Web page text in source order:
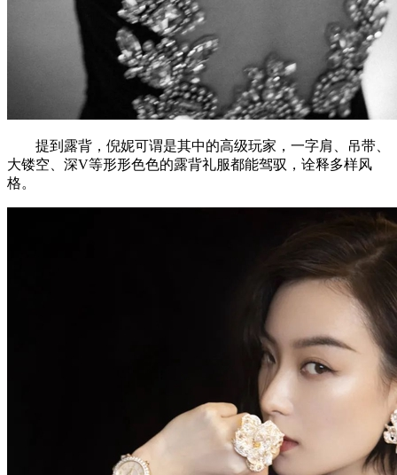
提到露背，倪妮可谓是其中的高级玩家，一字肩、吊带、
大镂空、深V等形形色色的露背礼服都能驾驭，诠释多样风
格。